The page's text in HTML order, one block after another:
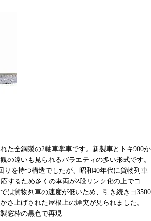
た全鋼製の2軸車掌車です。新製車とトキ900か
の違いも見られるバラエティの多い形式です。
りを持つ構造でしたが、昭和40年代に貨物列車
するため多くの車両が2段リンク化の上でヨ
は貨物列車の速度が低いため、引き続きヨ3500
さ上げされた屋根上の煙突が見られました。
窓枠の黒色で再現